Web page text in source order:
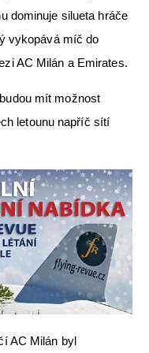
dominuje silueta hráče
vykopává míč do
AC Milán a Emirates.
mít možnost
letounu napříč sítí
AC Milán byl